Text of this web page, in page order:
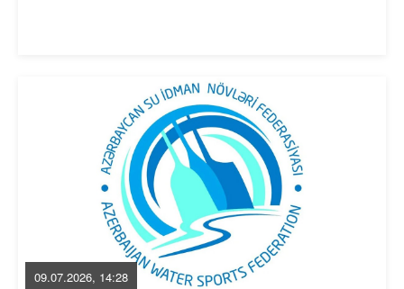
09.07.2026, 14:28